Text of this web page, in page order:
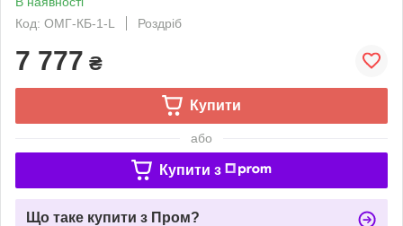
Код: ОМГ-КБ-1-L
Роздріб
7 777 ₴
Купити
або
Купити з
Що таке купити з Пром?